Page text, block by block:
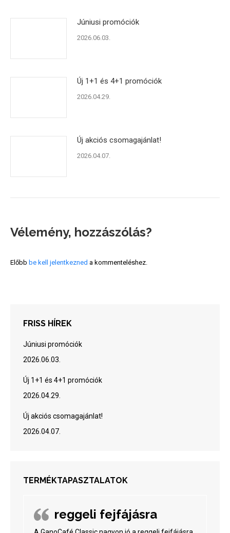
Júniusi promóciók
2026.06.03.
Új 1+1 és 4+1 promóciók
2026.04.29.
Új akciós csomagajánlat!
2026.04.07.
Vélemény, hozzászólás?
Előbb be kell jelentkezned a kommenteléshez.
FRISS HÍREK
Júniusi promóciók
2026.06.03.
Új 1+1 és 4+1 promóciók
2026.04.29.
Új akciós csomagajánlat!
2026.04.07.
TERMÉKTAPASZTALATOK
reggeli fejfájásra